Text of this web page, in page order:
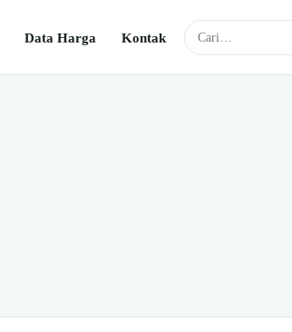
Data Harga Kontak